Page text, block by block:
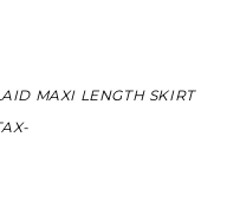
MAXI LENGTH SKIRT